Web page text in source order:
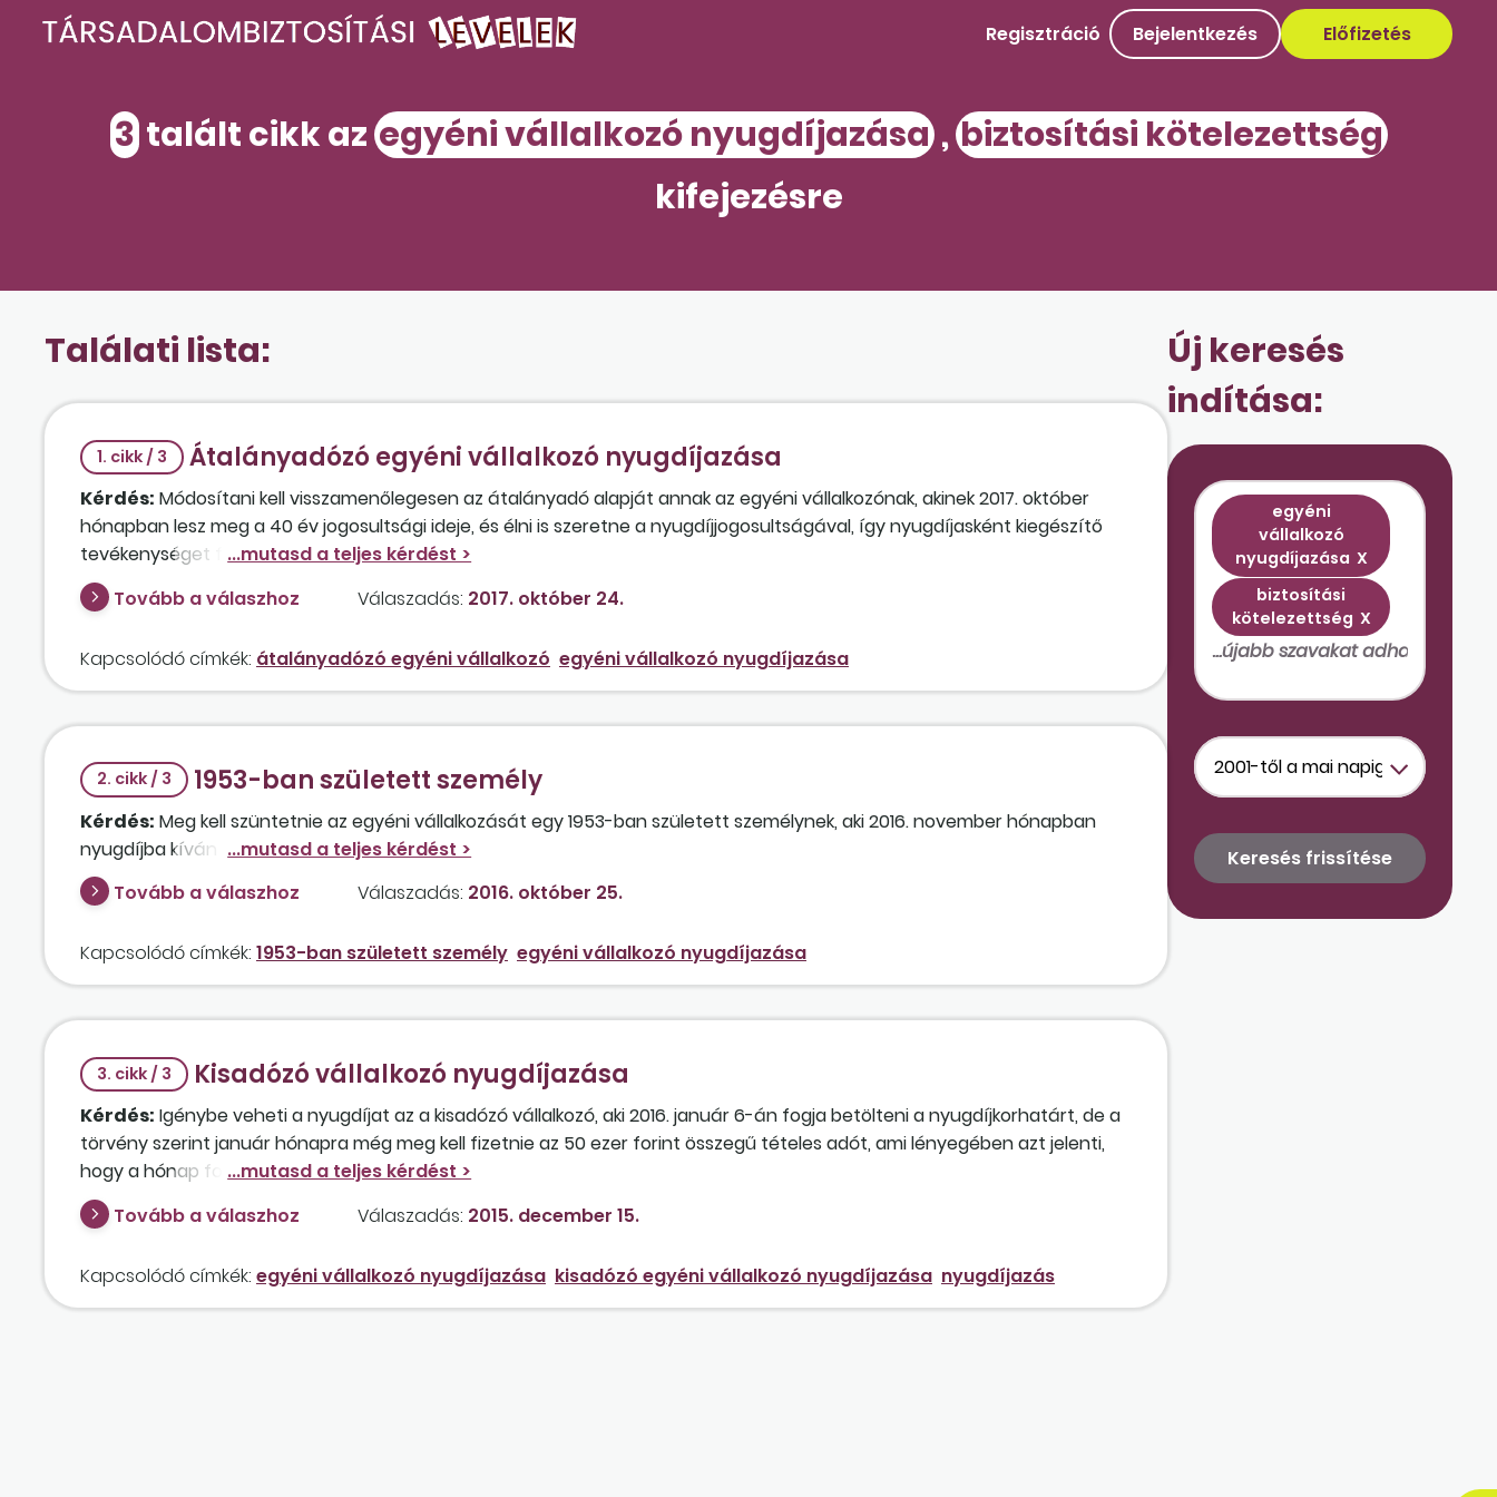
Regisztráció Bejelentkezés Előfizetés
3talált cikk az egyéni vállalkozó nyugdíjazása, biztosítási kötelezettség
kifejezésre
Találati lista:
1. cikk / 3 Átalányadózó egyéni vállalkozó nyugdíjazása
Kérdés: Módosítani kell visszamenőlegesen az átalányadó alapját annak az egyéni vállalkozónak, akinek 2017. október
hónapban lesz meg a 40 év jogosultsági ideje, és élni is szeretne a nyugdíjjogosultságával, így nyugdíjasként kiegészítő
tevékenységet folytató átalányadózó egyéni vállalkozóként a költséghányada 40 helyett 25 százalék lesz? Amennyiben
igen, akkor hogyan befolyásolja ez a nyugdíja összegét, hiszen magasabb lesz az átalányadó alapja, és önellenőrzés után
– többek között – nyugdíjjárulékot is be kell még fizetnie?
Tovább a válaszhoz Válaszadás: 2017. október 24.
Kapcsolódó címkék: átalányadózó egyéni vállalkozó egyéni vállalkozó nyugdíjazása
2. cikk / 3 1953-ban született személy
Kérdés: Meg kell szüntetnie az egyéni vállalkozását egy 1953-ban született személynek, aki 2016. november hónapban
nyugdíjba kíván vonulni? Folytathatja a vállalkozási tevékenységet nyugdíjasként, és ha igen, akkor milyen feltételekkel?
Tovább a válaszhoz
Válaszadás: 2016. október 25.
Kapcsolódó címkék: 1953-ban született személy egyéni vállalkozó nyugdíjazása
3. cikk / 3 Kisadózó vállalkozó nyugdíjazása
Kérdés: Igénybe veheti a nyugdíjat az a kisadózó vállalkozó, aki 2016. január 6-án fogja betölteni a nyugdíjkorhatárt, de a
törvény szerint január hónapra még meg kell fizetnie az 50 ezer forint összegű tételes adót, ami lényegében azt jelenti,
hogy a hónap folyamán még biztosított lesz?
Tovább a válaszhoz
Válaszadás: 2015. december 15.
Kapcsolódó címkék: egyéni vállalkozó nyugdíjazása kisadózó egyéni vállalkozó nyugdíjazása nyugdíjazás
Új keresés
indítása:
egyéni
vállalkozó
nyugdíjazása X
biztosítási
kötelezettség X